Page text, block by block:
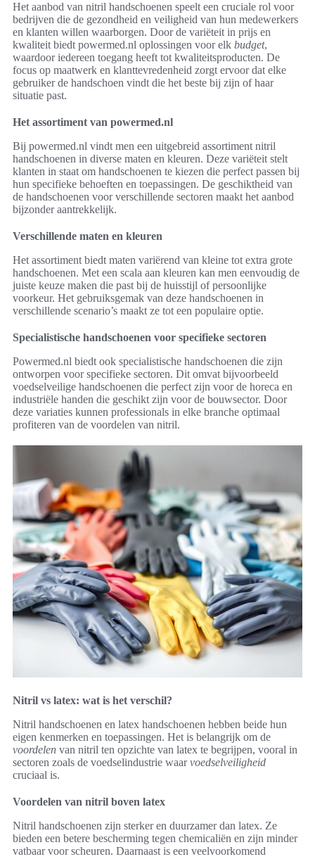
Het aanbod van nitril handschoenen speelt een cruciale rol voor
bedrijven die de gezondheid en veiligheid van hun medewerkers
en klanten willen waarborgen. Door de variëteit in prijs en
kwaliteit biedt powermed.nl oplossingen voor elk budget,
waardoor iedereen toegang heeft tot kwaliteitsproducten. De
focus op maatwerk en klanttevredenheid zorgt ervoor dat elke
gebruiker de handschoen vindt die het beste bij zijn of haar
situatie past.
Het assortiment van powermed.nl
Bij powermed.nl vindt men een uitgebreid assortiment nitril
handschoenen in diverse maten en kleuren. Deze variëteit stelt
klanten in staat om handschoenen te kiezen die perfect passen bij
hun specifieke behoeften en toepassingen. De geschiktheid van
de handschoenen voor verschillende sectoren maakt het aanbod
bijzonder aantrekkelijk.
Verschillende maten en kleuren
Het assortiment biedt maten variërend van kleine tot extra grote
handschoenen. Met een scala aan kleuren kan men eenvoudig de
juiste keuze maken die past bij de huisstijl of persoonlijke
voorkeur. Het gebruiksgemak van deze handschoenen in
verschillende scenario’s maakt ze tot een populaire optie.
Specialistische handschoenen voor specifieke sectoren
Powermed.nl biedt ook specialistische handschoenen die zijn
ontworpen voor specifieke sectoren. Dit omvat bijvoorbeeld
voedselveilige handschoenen die perfect zijn voor de horeca en
industriële handen die geschikt zijn voor de bouwsector. Door
deze variaties kunnen professionals in elke branche optimaal
profiteren van de voordelen van nitril.
Nitril vs latex: wat is het verschil?
Nitril handschoenen en latex handschoenen hebben beide hun
eigen kenmerken en toepassingen. Het is belangrijk om de
voordelen van nitril ten opzichte van latex te begrijpen, vooral in
sectoren zoals de voedselindustrie waarvoedselveiligheid
cruciaal is.
Voordelen van nitril boven latex
Nitril handschoenen zijn sterker en duurzamer dan latex. Ze
bieden een betere bescherming tegen chemicaliën en zijn minder
vatbaar voor scheuren. Daarnaast is een veelvoorkomend